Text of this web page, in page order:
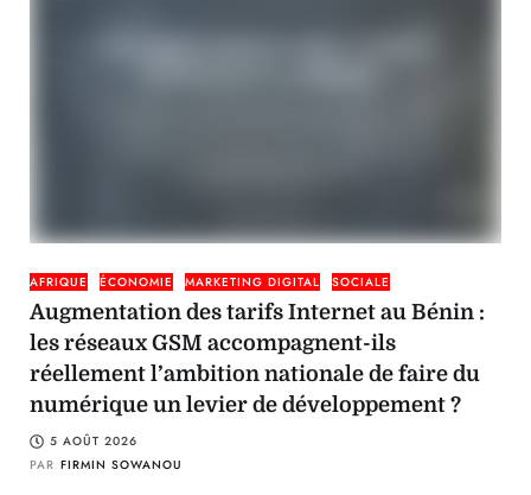
AFRIQUE ÉCONOMIE MARKETING DIGITAL SOCIALE
Augmentation des tarifs Internet au Bénin :
les réseaux GSM accompagnent-ils
réellement l’ambition nationale de faire du
numérique un levier de développement ?
5 AOÛT 2026
PAR FIRMIN SOWANOU